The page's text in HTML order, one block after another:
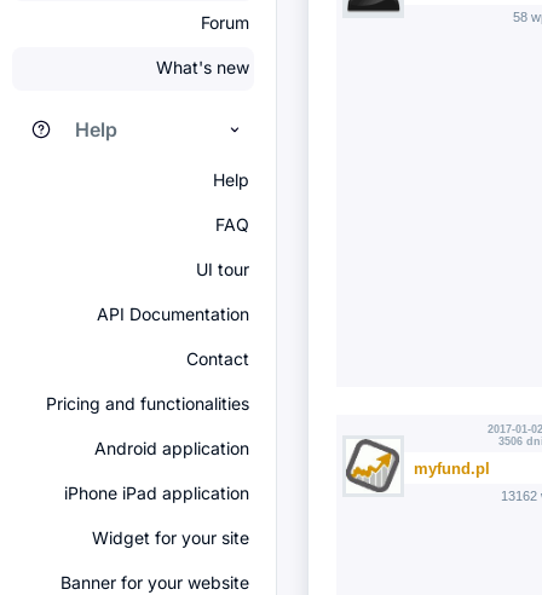
Forum
What's new
Help
Help
FAQ
UI tour
API Documentation
Contact
Pricing and functionalities
Android application
iPhone iPad application
Widget for your site
Banner for your website
58
2017-01-
3506
myfund.pl
13162